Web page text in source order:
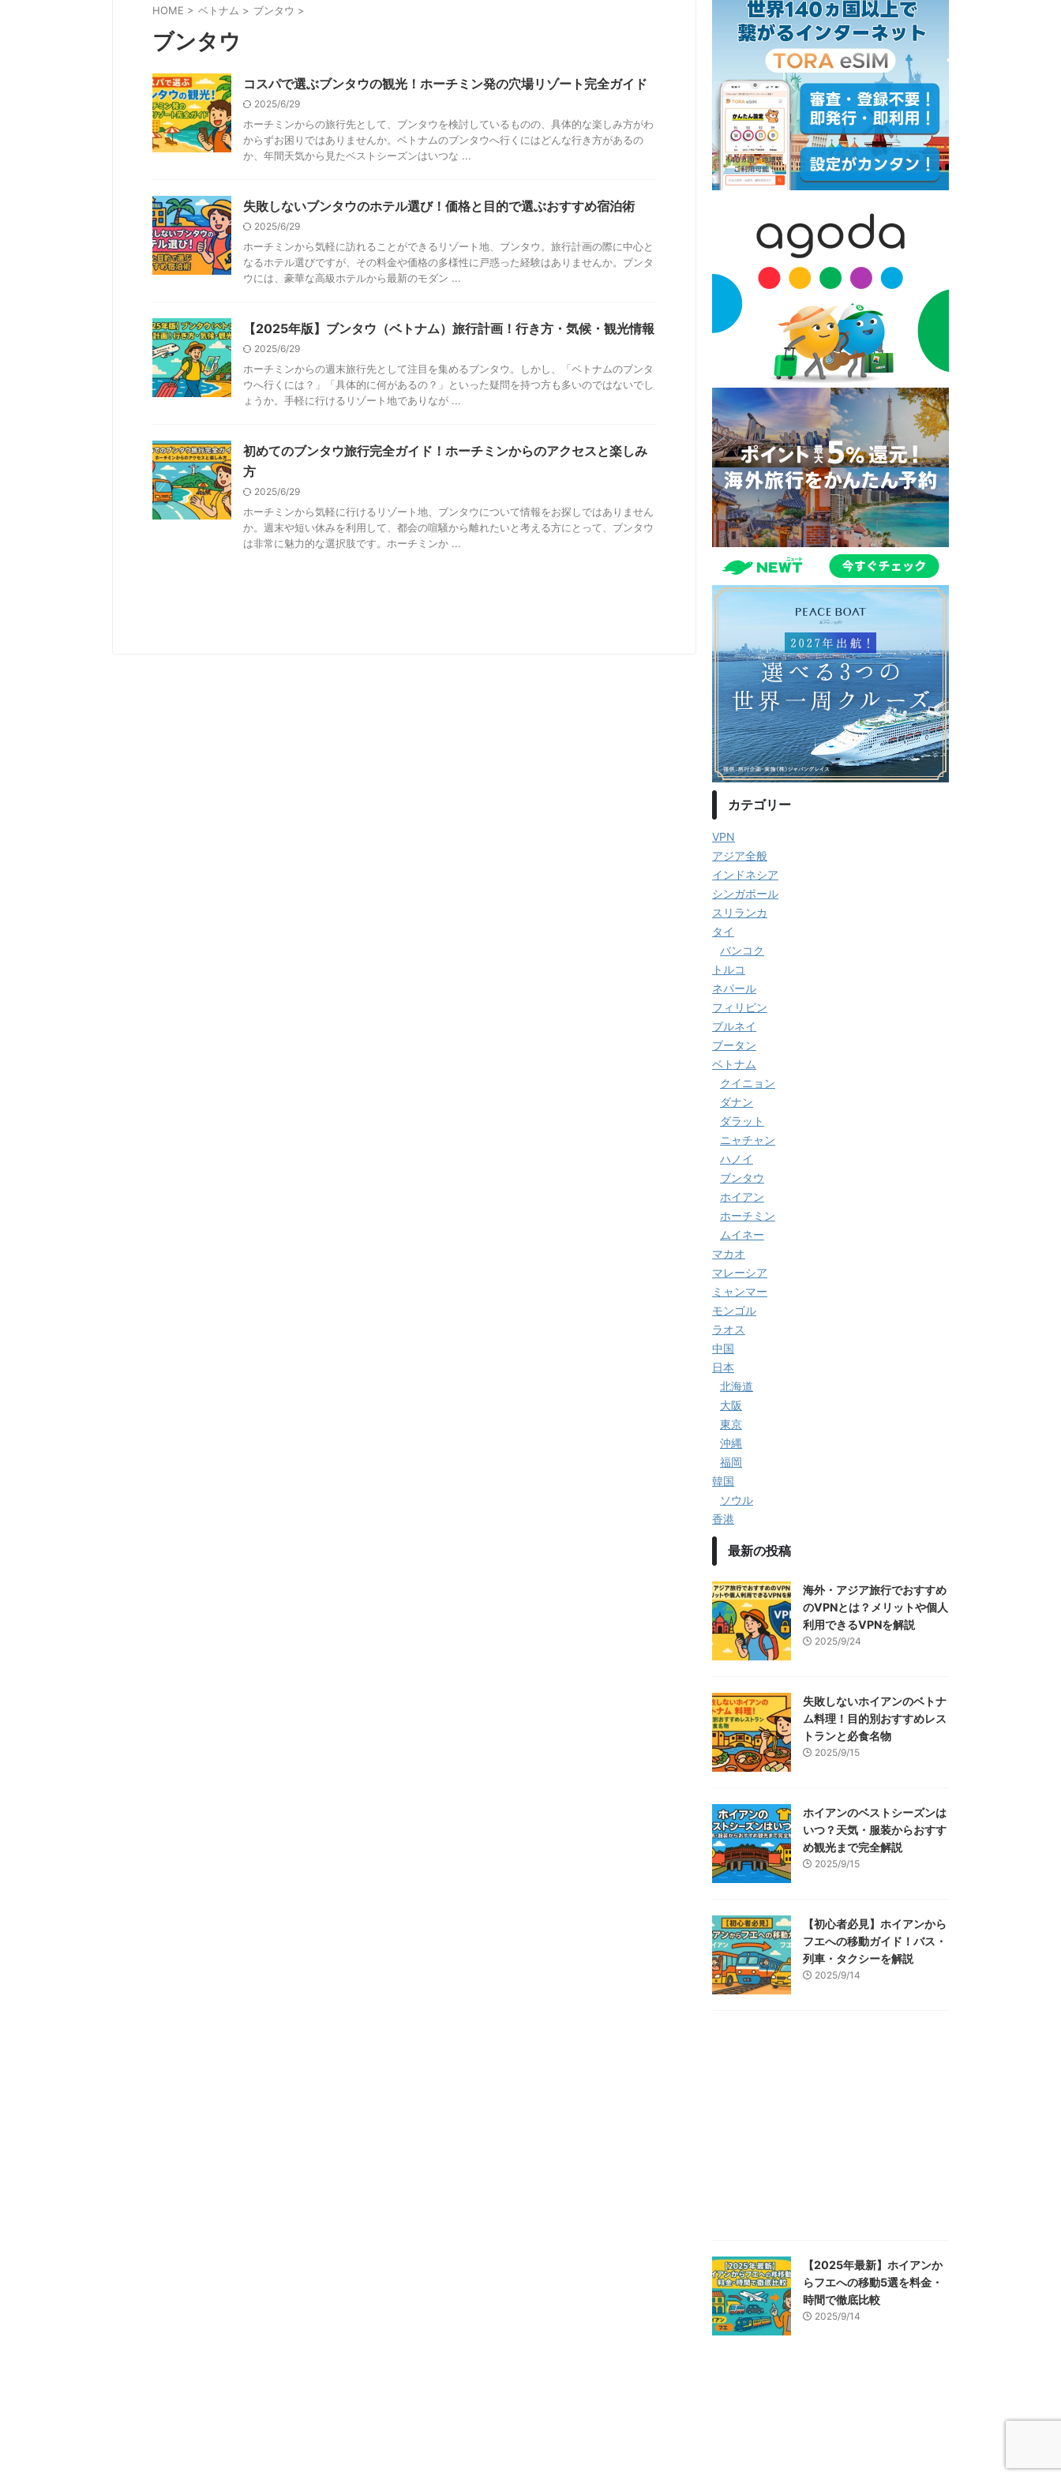
HOME > ベトナム > ブンタウ >
ブンタウ
コスパで選ぶブンタウの観光！ホーチミン発の穴場リゾート完全ガイド
2025/6/29
ホーチミンからの旅行先として、ブンタウを検討しているものの、具体的な楽しみ方がわ
からずお困りではありませんか。ベトナムのブンタウへ行くにはどんな行き方があるの
か、年間天気から見たベストシーズンはいつな ...
失敗しないブンタウのホテル選び！価格と目的で選ぶおすすめ宿泊術
2025/6/29
ホーチミンから気軽に訪れることができるリゾート地、ブンタウ。旅行計画の際に中心と
なるホテル選びですが、その料金や価格の多様性に戸惑った経験はありませんか。ブンタ
ウには、豪華な高級ホテルから最新のモダン ...
【2025年版】ブンタウ（ベトナム）旅行計画！行き方・気候・観光情報
2025/6/29
ホーチミンからの週末旅行先として注目を集めるブンタウ。しかし、「ベトナムのブンタ
ウへ行くには？」「具体的に何があるの？」といった疑問を持つ方も多いのではないでし
ょうか。手軽に行けるリゾート地でありなが ...
初めてのブンタウ旅行完全ガイド！ホーチミンからのアクセスと楽しみ
方
2025/6/29
ホーチミンから気軽に行けるリゾート地、ブンタウについて情報をお探しではありません
か。週末や短い休みを利用して、都会の喧騒から離れたいと考える方にとって、ブンタウ
は非常に魅力的な選択肢です。ホーチミンか ...
カテゴリー
VPN
アジア全般
インドネシア
シンガポール
スリランカ
タイ
バンコク
トルコ
ネパール
フィリピン
ブルネイ
ブータン
ベトナム
クイニョン
ダナン
ダラット
ニャチャン
ハノイ
ブンタウ
ホイアン
ホーチミン
ムイネー
マカオ
マレーシア
ミャンマー
モンゴル
ラオス
中国
日本
北海道
大阪
東京
沖縄
福岡
韓国
ソウル
香港
最新の投稿
海外・アジア旅行でおすすめ
のVPNとは？メリットや個人
利用できるVPNを解説
2025/9/24
失敗しないホイアンのベトナ
ム料理！目的別おすすめレス
トランと必食名物
2025/9/15
ホイアンのベストシーズンは
いつ？天気・服装からおすす
め観光まで完全解説
2025/9/15
【初心者必見】ホイアンから
フエへの移動ガイド！バス・
列車・タクシーを解説
2025/9/14
【2025年最新】ホイアンか
らフエへの移動5選を料金・
時間で徹底比較
2025/9/14